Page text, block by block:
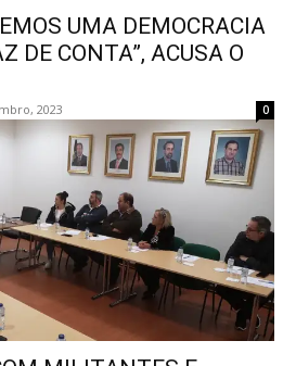
UMA DEMOCRACIA
DE CONTA”, ACUSA O
2023 0